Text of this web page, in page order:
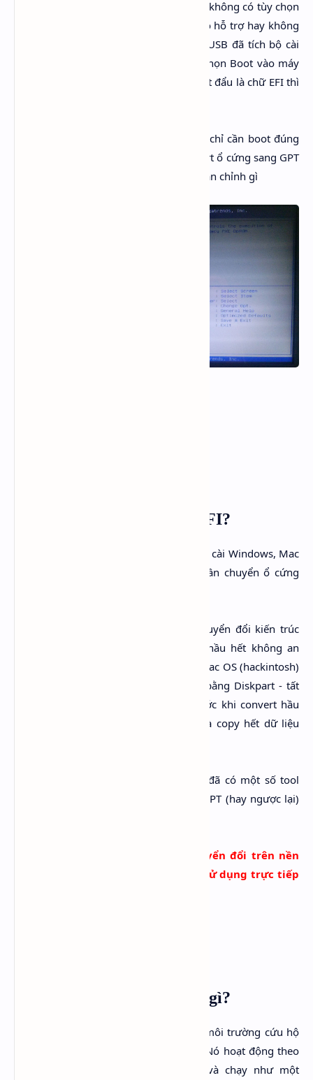
UEFI hay không vì bản thân trong BIOS không có tùy chọn
qua lại giữa 2 chuẩn. Cách để biết nó có hỗ trợ hay không
là sử dụng WinPE 64bit hoặc sử dụng USB đã tích bộ cài
64bit của Windows để nhận diện. Khi chọn Boot vào máy
tính thông qua USB, nếu có lựa chọn bắt đẩu là chữ EFI thì
Nếu gặp những máy dạng như này thì chỉ cần boot đúng
vào WinPE ở chế độ cho UEFI, rồi convert ổ cứng sang GPT
là có thể cài được Windows mà không cần chỉnh gì
Làm gì khi đã chỉnh về UEFI?
Chỉ chỉnh về UEFI máy bạn vẫn chưa thể cài Windows, Mac
hay Linux trên chuẩn này được. Bạn cần chuyển ổ cứng
Thực ra có khá nhiều cách thức để chuyển đổi kiến trúc
phân vùng từ MBR sang GPT nhưng hầu hết không an
toàn (làm mất dữ liệu). Nếu là dân cài Mac OS (hackintosh)
thì chắc hẵn đã biết đến cách convert bằng Diskpart - tất
nhiên nó cũng làm mất dữ liệu và trước khi convert hầu
hết bạn sẽ nhận một lưu ý bắt buộc là copy hết dữ liệu
May mắn khoảng nữa đầu năm 2013 đã có một số tool
giúp chuyển đổi ổ cứng từ MBR sang GPT (hay ngược lại)
Chỉ nên dùng Tool chuyển đổi trên nền
WinPE (Mini Windows) tránh cài và sử dụng trực tiếp
WinPE (Mini Windows) là gì?
Là bản rút gọn của Windows giúp tạo môi trường cứu hộ
khi không thể vào được hệ điều hành. Nó hoạt động theo
cơ chế nạp hệ điều hành vào Ram và chạy như một